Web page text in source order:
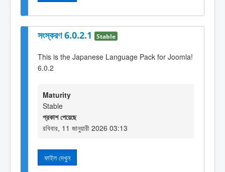
সংস্করণ 6.0.2.1 Stable
This is the Japanese Language Pack for Joomla!
6.0.2
Maturity
Stable
প্রকাশ পেয়েছে
রবিবার, 11 জানুয়ারী 2026 03:13
ফাইল দেখুন